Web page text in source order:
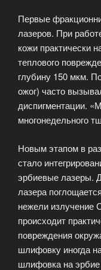
Первые
лазеров. При
кожи практически
теплового
глубину 150 мкм.
ожог) часто
диспигментации.
многонедельного
Новым этапом в
стало
эрбиевые лазеры.
лазера
нежели излучение
происходит
повреждения
шлифовку иногда
шлифовка на